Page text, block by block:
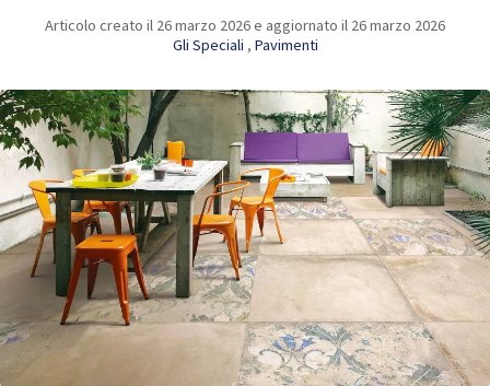
Articolo creato il 26 marzo 2026e aggiornato il 26 marzo 2026
Gli Speciali , Pavimenti